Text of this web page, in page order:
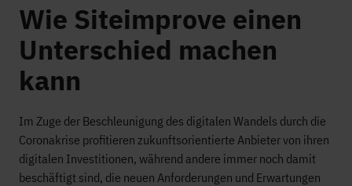
Wie Siteimprove einen
Unterschied machen
kann
Im Zuge der Beschleunigung des digitalen Wandels durch die
Coronakrise profitieren zukunftsorientierte Anbieter von ihren
digitalen Investitionen, während andere immer noch damit
beschäftigt sind, die neuen Anforderungen und Erwartungen